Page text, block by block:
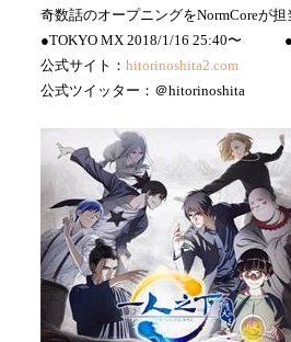
奇数話のオープニングをNormCoreが
●TOKYO MX 2018/1/16 25:40〜
公式サイト： hitorinoshita2.com
公式ツイッター：＠hitorinoshita